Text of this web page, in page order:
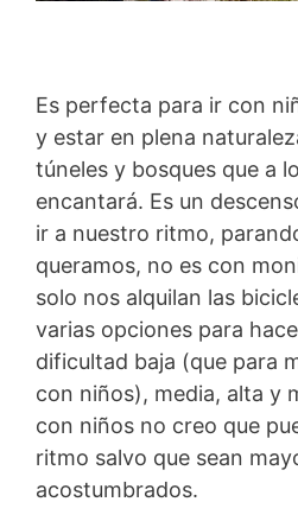
Es perfecta para ir con
y estar en plena
túneles y bosques que a
encantará. Es un
ir a nuestro ritmo,
queramos, no es con
solo nos alquilan las
varias opciones para
dificultad baja (que para
con niños), media, alta y
con niños no creo que
ritmo salvo que sean
acostumbrados.